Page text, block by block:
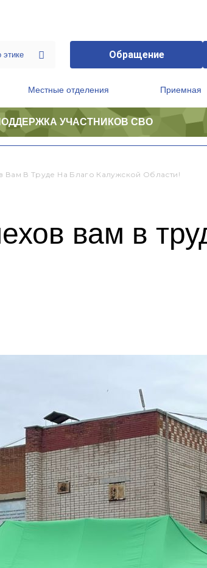
Обращение
Местные отделения Приемная
УЧАСТНИКОВ СВО
Вам В Труде На Благо Калужской Области!
вам в